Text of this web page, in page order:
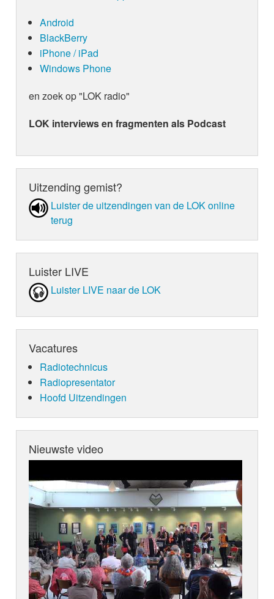
Android
BlackBerry
iPhone / iPad
Windows Phone
en zoek op "LOK radio"
LOK interviews en fragmenten als Podcast
Uitzending gemist?
Luister de uit­zen­din­gen van de LOK online
terug
Luister LIVE
Luister LIVE naar de LOK
Vacatures
Radiotechnicus
Radiopresentator
Hoofd Uitzendingen
Nieuwste video